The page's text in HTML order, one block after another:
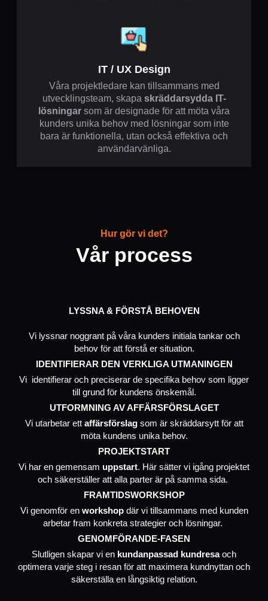
IT / UX Design
Våra projektledare kan tillsammans med
utvecklingsteam, skapa skräddarsydda IT-
lösningar som är designade för att möta våra
kunders unika behov med lösningar som inte
bara är funktionella, utan också effektiva och
användarvänliga.
Hur gör vi det?
Vår process
LYSSNA & FÖRSTÅ BEHOVEN
Vi lyssnar noggrant på våra kunders initiala tankar och
behov för att förstå er situation.
IDENTIFIERAR DEN VERKLIGA UTMANINGEN
Vi identifierar och preciserar de specifika behov som ligger
till grund för kundens önskemål.
UTFORMNING AV AFFÄRSFÖRSLAGET
Vi utarbetar ett affärsförslagsom är skräddarsytt för att
möta kundens unika behov.
PROJEKTSTART
Vi har en gemensam uppstart. Här sätter vi igång projektet
och säkerställer att alla parter är på samma sida.
FRAMTIDSWORKSHOP
Vi genomför en workshopdär vi tillsammans med kunden
arbetar fram konkreta strategier och lösningar.
GENOMFÖRANDE-FASEN
Slutligen skapar vi en kundanpassad kundresaoch
optimera varje steg i resan för att maximera kundnyttan och
säkerställa en långsiktig relation.